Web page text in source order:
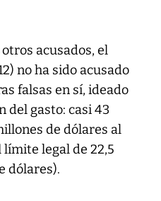
acusados, el
no ha sido acusado
falsas en sí, ideado
del gasto: casi 43
de dólares al
legal de 22,5
dólares).